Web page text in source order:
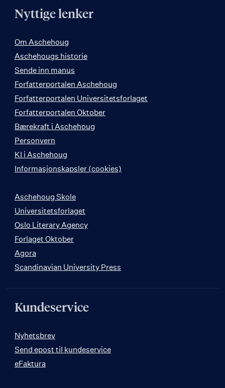
Nyttige lenker
Om Aschehoug
Aschehougs historie
Sende inn manus
Forfatterportalen Aschehoug
Forfatterportalen Universitetsforlaget
Forfatterportalen Oktober
Bærekraft i Aschehoug
Personvern
KI i Aschehoug
Informasjonskapsler (cookies)
Aschehoug Skole
Universitetsforlaget
Oslo Literary Agency
Forlaget Oktober
Agora
Scandinavian University Press
Kundeservice
Nyhetsbrev
Send epost til kundeservice
eFaktura